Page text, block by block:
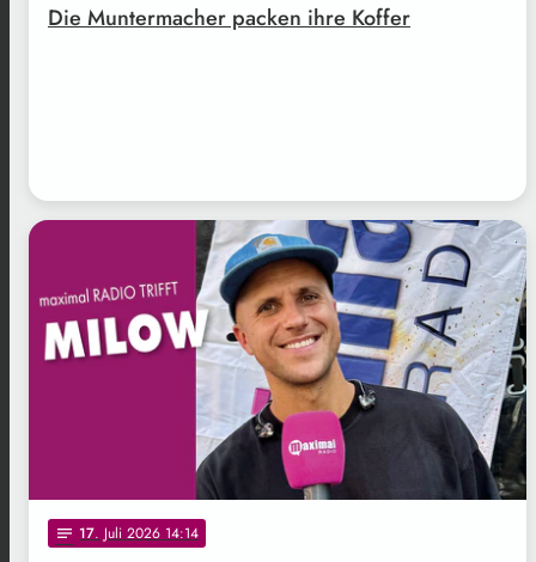
Die Muntermacher packen ihre Koffer
.
notes 17. Juli 2026 14:14